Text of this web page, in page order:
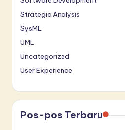
Strategic Analysis
SysML
UML
Uncategorized
User Experience
Pos-pos Terbaru